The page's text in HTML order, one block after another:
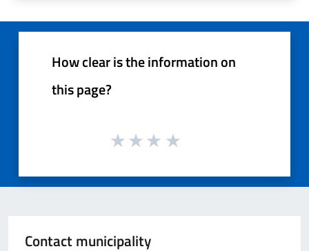
How clear is the information on
this page?
Contact municipality